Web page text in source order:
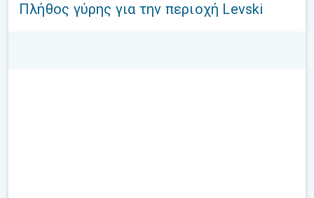
Πλήθος γύρης για την περιοχή Levski